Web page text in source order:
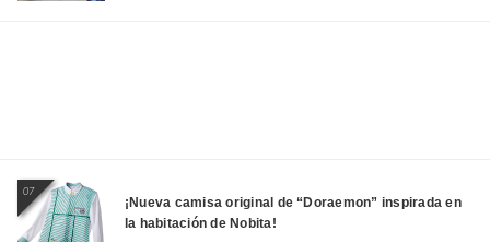
07
¡Nueva camisa original de “Doraemon” inspirada en
la habitación de Nobita!